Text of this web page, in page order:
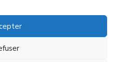
ou réservé :
2026